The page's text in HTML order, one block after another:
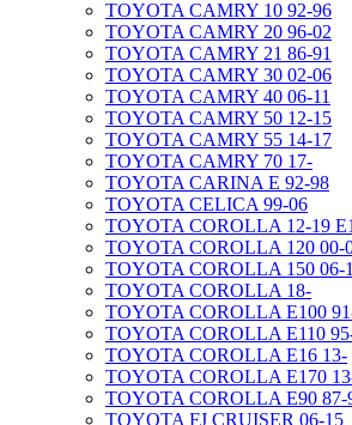
TOYOTA CAMRY 10 92-96
TOYOTA CAMRY 20 96-02
TOYOTA CAMRY 21 86-91
TOYOTA CAMRY 30 02-06
TOYOTA CAMRY 40 06-11
TOYOTA CAMRY 50 12-15
TOYOTA CAMRY 55 14-17
TOYOTA CAMRY 70 17-
TOYOTA CARINA E 92-98
TOYOTA CELICA 99-06
TOYOTA COROLLA 12-19
TOYOTA COROLLA 120 00-
TOYOTA COROLLA 150 06-
TOYOTA COROLLA 18-
TOYOTA COROLLA E100
TOYOTA COROLLA E110
TOYOTA COROLLA E16 13-
TOYOTA COROLLA E170
TOYOTA COROLLA E90 87-
TOYOTA FJ CRUISER 06-15